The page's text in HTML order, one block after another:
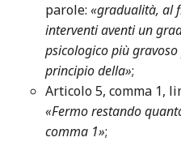
parole: «gradualità, al
interventi aventi un
psicologico più
principio della»;
Articolo 5, comma 1,
«Fermo restando
comma 1»;